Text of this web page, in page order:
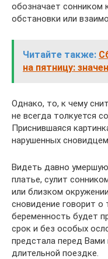
обозначает сонником
обстановки или
Читайте также:
на пятницу:
Однако, то, к чему
не всегда толкуется
Приснившаяся
нарушенных
Видеть давно
платье, сулит
или близком
сновидение говорит о
беременность будет
срок и без особых
предстала перед
длительной поездке.